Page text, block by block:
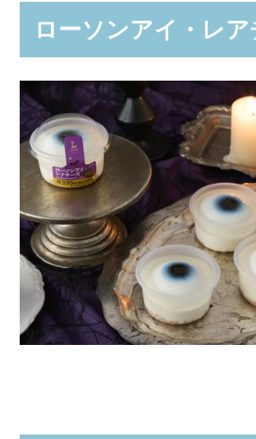
紫いもとかぼちゃのタルト
パンプキンモンブラン
ローソンアイ・レ